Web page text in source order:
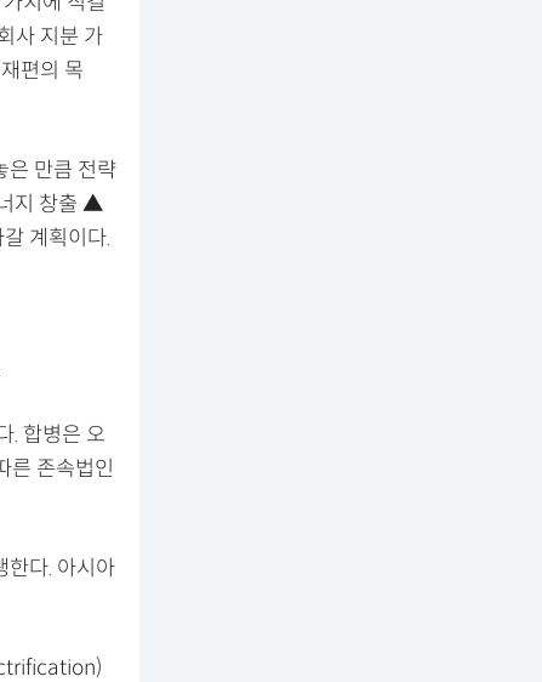
사 지분 가
편의 목
은 만큼 전략
지 창출 ▲
계획이다.
. 합병은 오
른 존속법인
한다. 아시아